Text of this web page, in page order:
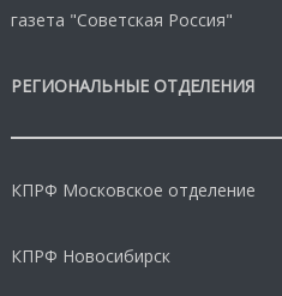
газета "Советская Россия"
РЕГИОНАЛЬНЫЕ ОТДЕЛЕНИЯ
КПРФ Московское отделение
КПРФ Новосибирск